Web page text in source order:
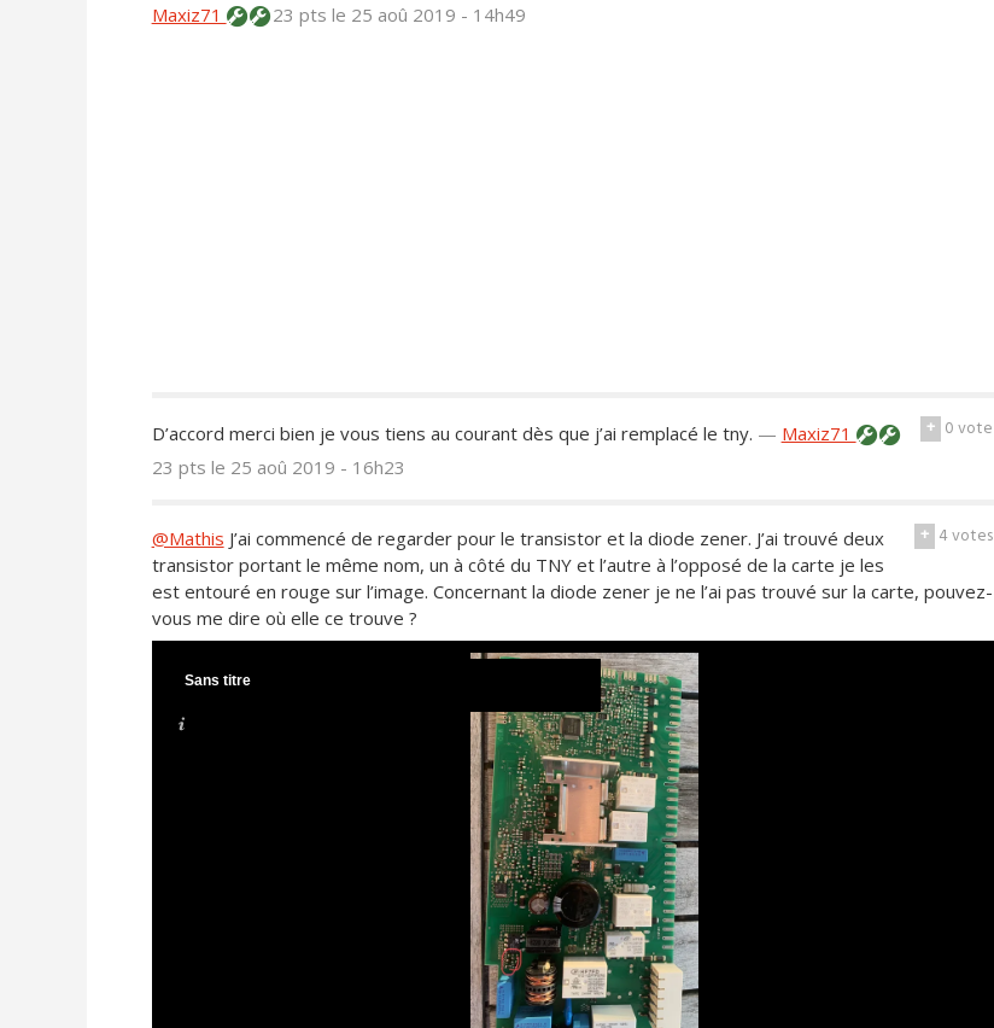
Maxiz71
23 pts le 25 aoû 2019 - 14h49
+ 0vote
D’accord merci bien je vous tiens au courant dès que j’ai remplacé le tny. — Maxiz71
23 pts le 25 aoû 2019 - 16h23
+ 4votes
@Mathis J’ai commencé de regarder pour le transistor et la diode zener. J’ai trouvé deux
transistor portant le même nom, un à côté du TNY et l’autre à l’opposé de la carte je les
est entouré en rouge sur l’image. Concernant la diode zener je ne l’ai pas trouvé sur la carte, pouvez-
vous me dire où elle ce trouve ?
Sans titre